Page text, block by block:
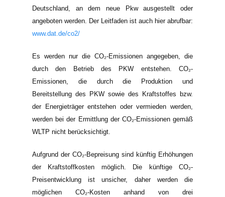
Deutschland, an dem neue Pkw ausgestellt oder
angeboten werden. Der Leitfaden ist auch hier abrufbar:
www.dat.de/co2/
Es werden nur die CO₂-Emissionen angegeben, die
durch den Betrieb des PKW entstehen. CO₂-
Emissionen, die durch die Produktion und
Bereitstellung des PKW sowie des Kraftstoffes bzw.
der Energieträger entstehen oder vermieden werden,
werden bei der Ermittlung der CO₂-Emissionen gemäß
WLTP nicht berücksichtigt.
Aufgrund der CO₂-Bepreisung sind künftig Erhöhungen
der Kraftstoffkosten möglich. Die künftige CO₂-
Preisentwicklung ist unsicher, daher werden die
möglichen CO₂-Kosten anhand von drei